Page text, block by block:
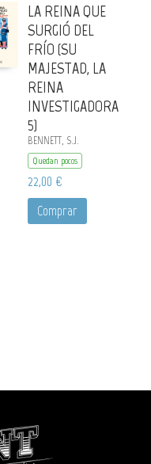
LA REINA QUE
SURGIÓ DEL
FRÍO (SU
MAJESTAD, LA
REINA
INVESTIGADORA
5)
BENNETT, S.J.
Quedan pocos
22,00 €
Comprar